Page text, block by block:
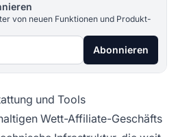
von neuen Funktionen und Produkt-
Abonnieren
und Tools
Wett-Affiliate-Geschäfts